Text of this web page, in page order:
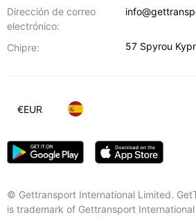
Dirección de correo
electrónico:
Chipre: 57 Spyrou
© Gettransport International Limited.
is trademark of Gettransport
€EUR